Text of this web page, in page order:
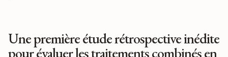
Une première étude rétrospective inédite
pour évaluer les traitements combinés en